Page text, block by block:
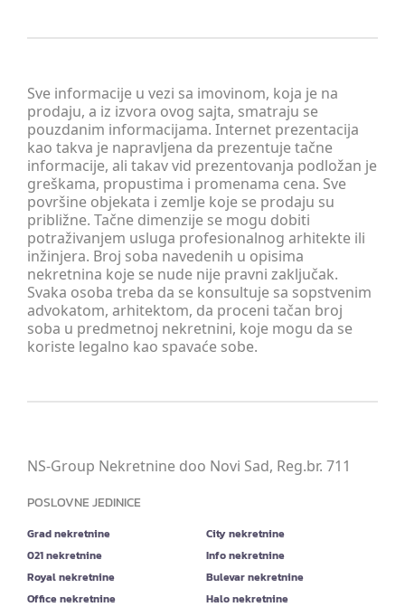
Sve informacije u vezi sa imovinom, koja je na
prodaju, a iz izvora ovog sajta, smatraju se
pouzdanim informacijama. Internet prezentacija
kao takva je napravljena da prezentuje tačne
informacije, ali takav vid prezentovanja podložan je
greškama, propustima i promenama cena. Sve
površine objekata i zemlje koje se prodaju su
približne. Tačne dimenzije se mogu dobiti
potraživanjem usluga profesionalnog arhitekte ili
inžinjera. Broj soba navedenih u opisima
nekretnina koje se nude nije pravni zaključak.
Svaka osoba treba da se konsultuje sa sopstvenim
advokatom, arhitektom, da proceni tačan broj
soba u predmetnoj nekretnini, koje mogu da se
koriste legalno kao spavaće sobe.
NS-Group Nekretnine doo Novi Sad, Reg.br. 711
POSLOVNE JEDINICE
Grad nekretnine
City nekretnine
021 nekretnine
Info nekretnine
Royal nekretnine
Bulevar nekretnine
Office nekretnine
Halo nekretnine